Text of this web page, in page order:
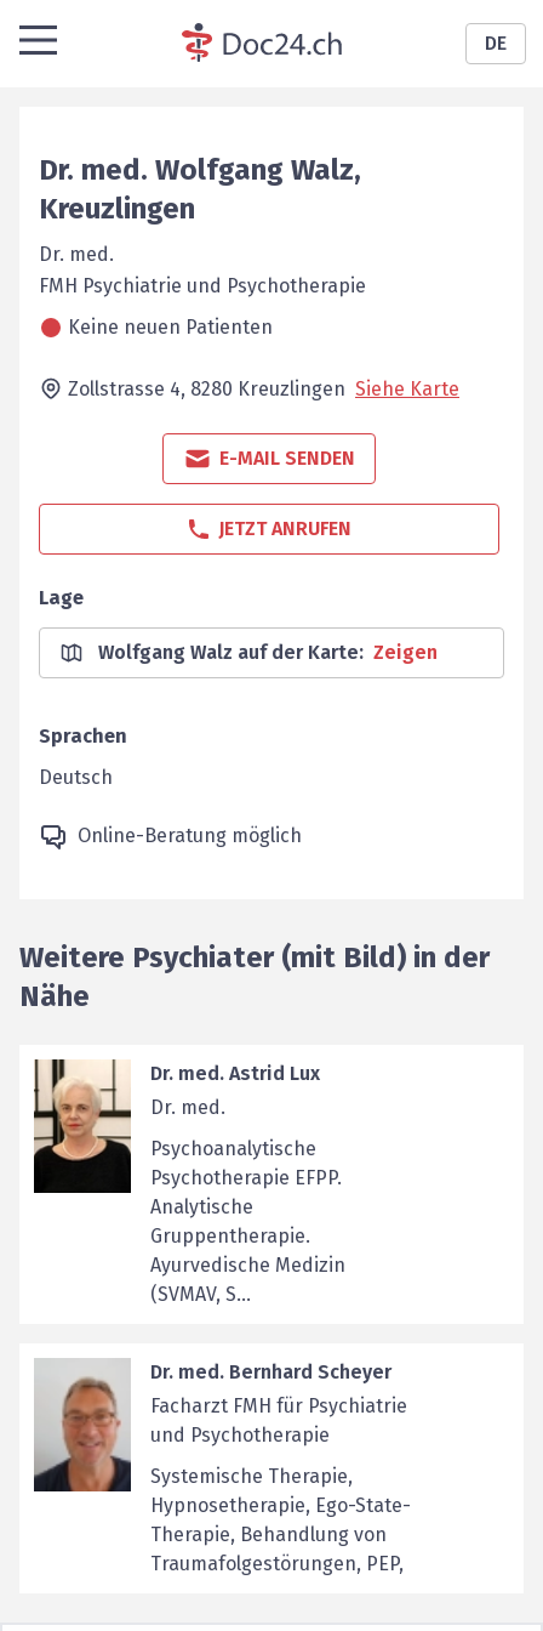
DE
Dr. med. Wolfgang Walz,
Kreuzlingen
Dr. med.
FMH Psychiatrie und Psychotherapie
Keine neuen Patienten
Zollstrasse 4, 8280 Kreuzlingen Siehe Karte
E-MAIL SENDEN
JETZT ANRUFEN
Lage
Wolfgang Walz auf der Karte: Zeigen
Sprachen
Deutsch
Online-Beratung möglich
Weitere Psychiater (mit Bild) in der
Nähe
Dr. med. Astrid Lux
Dr. med.
Psychoanalytische
Psychotherapie EFPP.
Analytische
Gruppentherapie.
Ayurvedische Medizin
(SVMAV, S...
Dr. med. Bernhard Scheyer
Facharzt FMH für Psychiatrie
und Psychotherapie
Systemische Therapie,
Hypnosetherapie, Ego-State-
Therapie, Behandlung von
Traumafolgestörungen, PEP,